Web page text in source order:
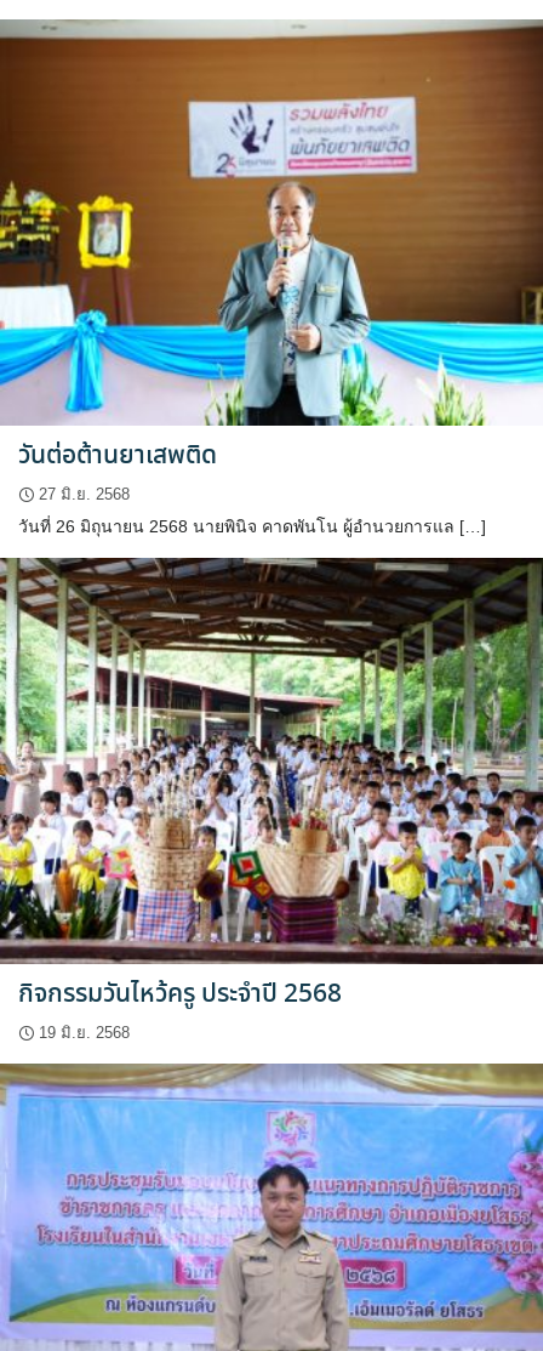
วันต่อต้านยาเสพติด
27 มิ.ย. 2568
วันที่ 26 มิถุนายน 2568 นายพินิจ คาดพันโน ผู้อำนวยการแล […]
กิจกรรมวันไหว้ครู ประจำปี 2568
19 มิ.ย. 2568